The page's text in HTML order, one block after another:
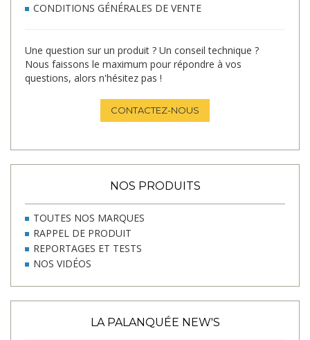
CONDITIONS GÉNÉRALES DE VENTE
Une question sur un produit ? Un conseil technique ?
Nous faissons le maximum pour répondre à vos
questions, alors n'hésitez pas !
CONTACTEZ-NOUS
NOS PRODUITS
TOUTES NOS MARQUES
RAPPEL DE PRODUIT
REPORTAGES ET TESTS
NOS VIDÉOS
LA PALANQUÉE NEW'S